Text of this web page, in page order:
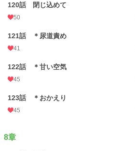
120話 閉じ込めて
50
121話 ＊尿道責め
41
122話 ＊甘い空気
45
123話 ＊おかえり
45
8章